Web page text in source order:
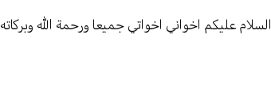
السلام عليكم اخواني اخواتي جميعا ورحمة الله وبركاته